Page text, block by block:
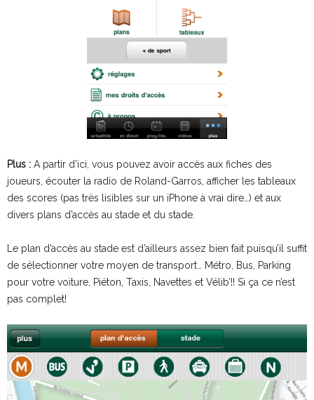
Plus : A partir d’ici, vous pouvez avoir accès aux fiches des
joueurs, écouter la radio de Roland-Garros, afficher les tableaux
des scores (pas très lisibles sur un iPhone à vrai dire…) et aux
divers plans d’accès au stade et du stade.
Le plan d’accès au stade est d’ailleurs assez bien fait puisqu’il suffit
de sélectionner votre moyen de transport… Métro, Bus, Parking
pour votre voiture, Piéton, Taxis, Navettes et Vélib’!! Si ça ce n’est
pas complet!